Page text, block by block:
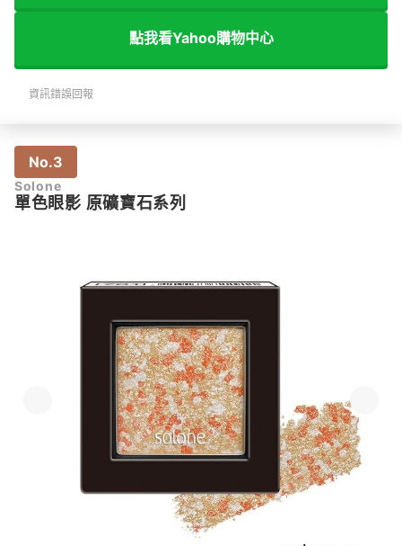
點我看Yahoo購物中心
資訊錯誤回報
No.3
Solone
單色眼影 原礦寶石系列